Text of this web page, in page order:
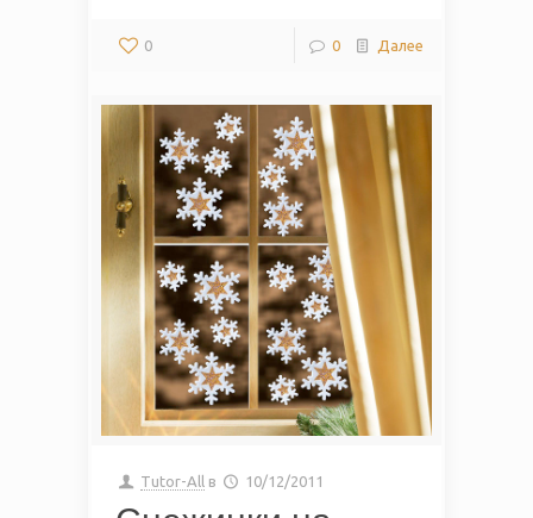
0 0 Далее
Tutor-All в 10/12/2011